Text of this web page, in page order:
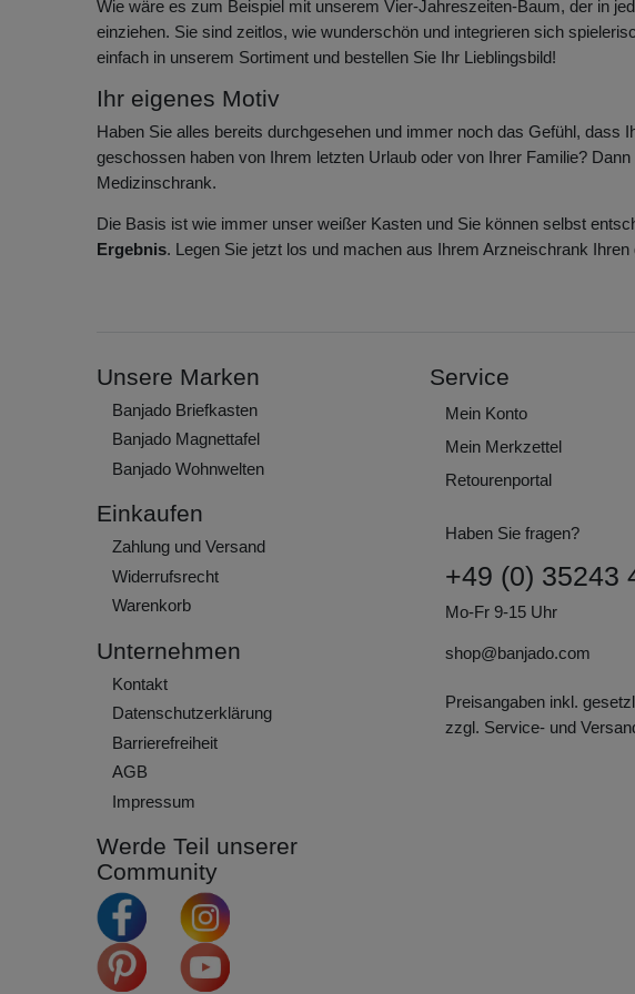
Wie wäre es zum Beispiel mit unserem Vier-Jahreszeiten-Baum, der in
einziehen. Sie sind zeitlos, wie wunderschön und integrieren sich
einfach in unserem Sortiment und bestellen Sie Ihr Lieblingsbild!
Ihr eigenes Motiv
Haben Sie alles bereits durchgesehen und immer noch das Gefühl,
geschossen haben von Ihrem letzten Urlaub oder von Ihrer Familie?
Medizinschrank.
Die Basis ist wie immer unser weißer Kasten und Sie können selbst
Ergebnis. Legen Sie jetzt los und machen aus Ihrem Arzneischrank
Unsere Marken
Banjado Briefkasten
Banjado Magnettafel
Banjado Wohnwelten
Einkaufen
Zahlung und Versand
Widerrufs­recht
Warenkorb
Unternehmen
Kontakt
Daten­schutz­erklärung
Barrierefreiheit
AGB
Impressum
Werde Teil unserer
Community
Service
Mein Konto
Mein Merkzettel
Retourenportal
Haben Sie fragen?
+49 (0) 35243
Mo-Fr 9-15 Uhr
shop@banjado.com
Preisangaben inkl.
zzgl. Service- und